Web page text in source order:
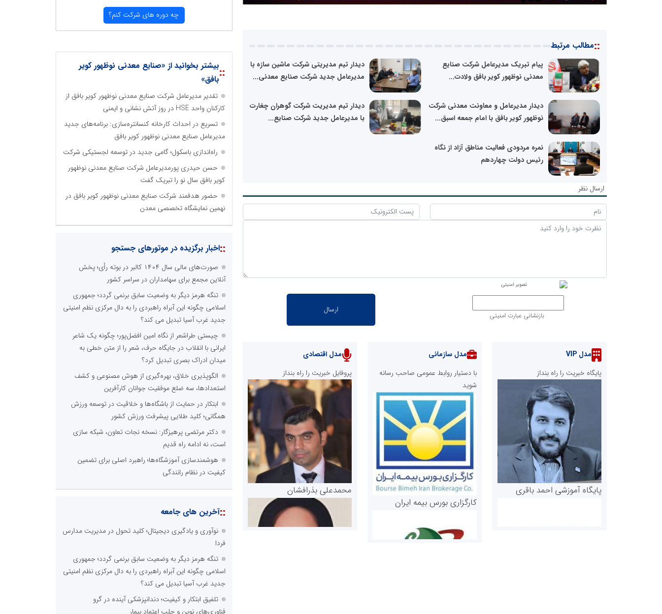
::مطالب مرتبط
پیام تبریک مدیرعامل شرکت صنایع
معدنی نوظهور کویر بافق ولادت...
دیدار تیم مدیریتی شرکت ماشین سازه با
مدیرعامل جدید شرکت صنایع معدنی...
دیدار مدیرعامل و معاونت معدنی شرکت
نوظهور کویر بافق با امام جمعه اسبق...
دیدار تیم مدیریت شرکت گوهران چغارت
با مدیرعامل جدید شرکت صنایع...
نمره مردودی فعالیت مناطق آزاد از نگاه
رئیس دولت چهاردهم
ارسال نظر
بازنشانی عبارت امنیتی
مدل VIP
پایگاه خبریت را راه بنداز
پایگاه آموزشی احمد باقری
مدل سازمانی
با دستیار روابط عمومی صاحب رسانه
شوید
کارگزاری بورس بیمه ایران
مدل اقتصادی
پروفایل خبریت را راه بنداز
محمدعلی بذرافشان
چه دوره های شركت كنم؟
::بیشتر بخوانید از «صنایع معدنی نوظهور کویر
بافق»
تقدیر مدیرعامل شرکت صنایع معدنی نوظهور کویر بافق از
کارکنان واحد HSE در روز آتش نشانی و ایمنی
تسریع در احداث کارخانه کنسانتره‌سازی: برنامه‌های جدید
مدیرعامل صنایع معدنی نوظهور کویر بافق
راه‌اندازی باسکول؛ گامی جدید در توسعه لجستیکی شرکت
حسن حیدری پورمدیرعامل شرکت صنایع معدنی نوظهور
کویر بافق سال نو را تبریک گفت
حضور هدفمند شرکت صنایع معدنی نوظهور کویر بافق در
نهمین نمایشگاه تخصصی معدن
نظرسنجی
مهمترین نیازمندی ساختار اطلاع رسانی روابط عمومی های
نوین کدام گزینه است؟
راه اندازی خبرگزاری داخلی
همراهی شبکه های اجتماعی و پیام رسان ها
آرشیو غنی و قابل دسترس
ارائه خدمات آموزشی برای مخاطیان هدف
درج کلیه خدمات اطلاع رسانی در بستر اینترنت
کاهش هزینه های درج خبر در رسانه ها
نظرسنجی
اصلی ترین مشکلات بخش ارتباط با رسانه ها برای روابط
عمومی ها و صاحبان کسب و کار کدام گزینه است؟
هزینه های بالای ارتباط با رسانه ها
محدودیت ها و خطوط قرمز داخلی رسانه ها
عدم داشتن ایده در ارائه خدمات رسانه ای
محدودیت در انتشار محتوا
:: اخبار برگزیده در موتورهای جستجو
صورت‌های مالی سال ۱۴۰۴ کالبر در بوته رأی؛ پخش
آنلاین مجمع برای سهامداران در سراسر کشور